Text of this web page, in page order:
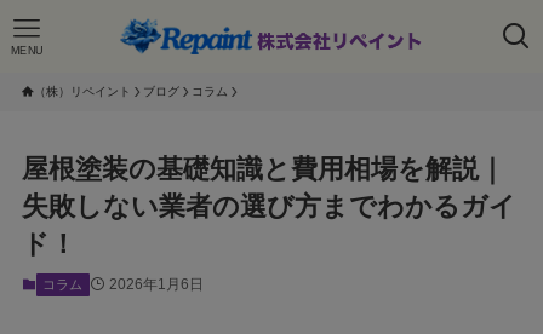
MENU
（株）リペイント ブログ コラム
屋根塗装の基礎知識と費用相場を解説｜
失敗しない業者の選び方までわかるガイ
ド！
コラム 2026年1月6日